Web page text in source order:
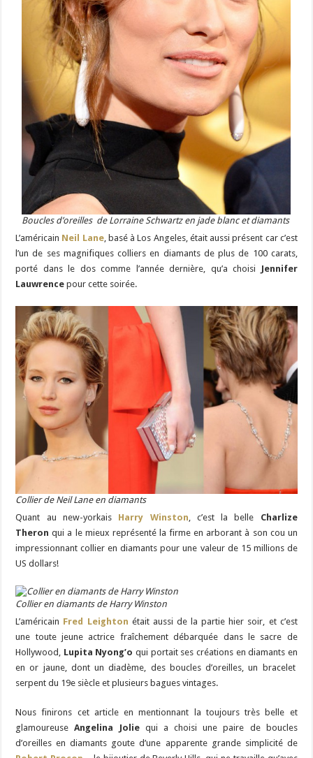
Boucles d’oreilles de Lorraine Schwartz en jade blanc et diamants
L’américain Neil Lane, basé à Los Angeles, était aussi présent car c’est
l’un de ses magnifiques colliers en diamants de plus de 100 carats,
porté dans le dos comme l’année dernière, qu’a choisi Jennifer
Lauwrence pour cette soirée.
Collier de Neil Lane en diamants
Quant au new-yorkais Harry Winston , c’est la belle Charlize
Theron qui a le mieux représenté la firme en arborant à son cou un
impressionnant collier en diamants pour une valeur de 15 millions de
US dollars!
Collier en diamants de Harry Winston
L’américain Fred Leighton était aussi de la partie hier soir, et c’est
une toute jeune actrice fraîchement débarquée dans le sacre de
Hollywood, Lupita Nyong’o qui portait ses créations en diamants en
en or jaune, dont un diadème, des boucles d’oreilles, un bracelet
serpent du 19e siècle et plusieurs bagues vintages.
Nous finirons cet article en mentionnant la toujours très belle et
glamoureuseAngelina Jolie qui a choisi une paire de boucles
d’oreilles en diamants goute d’une apparente grande simplicité de